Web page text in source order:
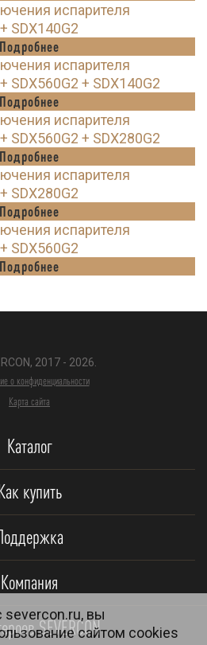
испарителя
SDX140G2
Подробнее
испарителя
SDX560G2 + SDX140G2
Подробнее
испарителя
SDX560G2 + SDX280G2
Подробнее
испарителя
SDX280G2
Подробнее
испарителя
SDX560G2
Подробнее
2017 - 2026.
о конфиденциальности
Карта сайта
Каталог
купить
Компания
SEVERCON
severcon.ru, вы
сайтом cookies